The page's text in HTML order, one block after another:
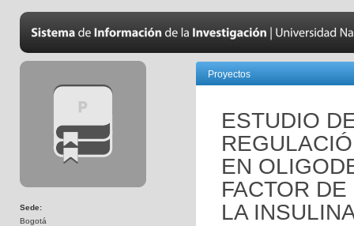
Sede:
Bogotá
Proyectos
ESTUDIO
EN
FACTOR
LA